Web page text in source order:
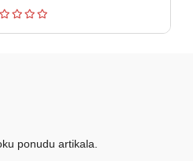
ponudu artikala.